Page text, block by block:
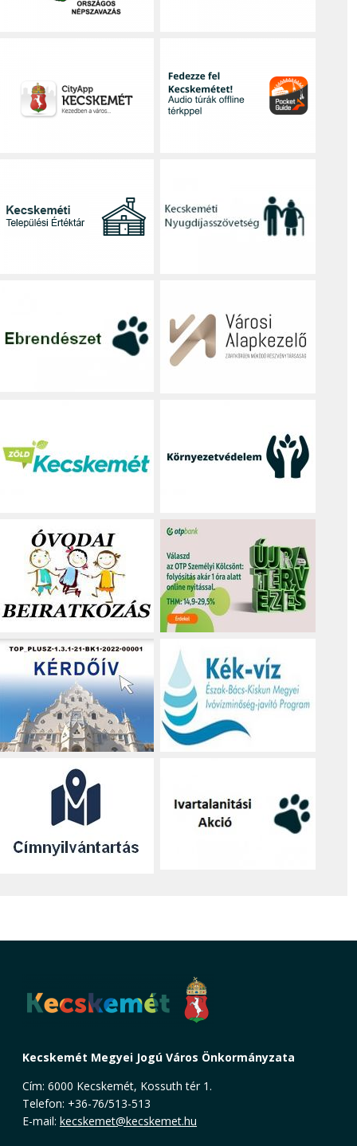
Kecskemét Megyei Jogú Város Önkormányzata
Cím: 6000 Kecskemét, Kossuth tér 1.
Telefon: +36-76/513-513
E-mail: kecskemet@kecskemet.hu